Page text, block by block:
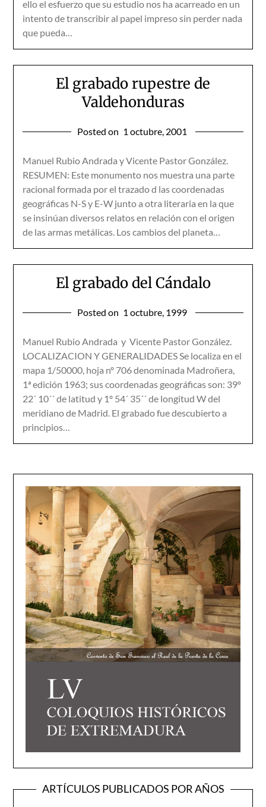
ello el esfuerzo que su estudio nos ha acarreado en un
intento de transcribir al papel impreso sin perder nada
que pueda…
El grabado rupestre de
Valdehonduras
Posted on 1 octubre, 2001
Manuel Rubio Andrada y Vicente Pastor González.
RESUMEN: Este monumento nos muestra una parte
racional formada por el trazado d las coordenadas
geográficas N-S y E-W junto a otra literaria en la que
se insinúan diversos relatos en relación con el origen
de las armas metálicas. Los cambios del planeta…
El grabado del Cándalo
Posted on 1 octubre, 1999
Manuel Rubio Andrada y Vicente Pastor González.
LOCALIZACION Y GENERALIDADES Se localiza en el
mapa 1/50000, hoja nº 706 denominada Madroñera,
1ª edición 1963; sus coordenadas geográficas son: 39º
22´ 10´´ de latitud y 1º 54´ 35´´ de longitud W del
meridiano de Madrid. El grabado fue descubierto a
principios…
ARTÍCULOS PUBLICADOS POR AÑOS